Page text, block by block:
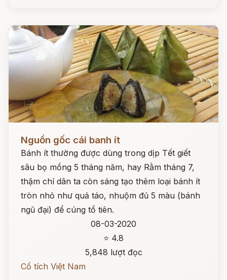
Đọc ngay
Nguồn gốc cái banh ít
Bánh ít thường được dùng trong dịp Tết giết
sâu bọ mồng 5 tháng năm, hay Rằm tháng 7,
thậm chí dân ta còn sáng tạo thêm loại bánh ít
tròn nhỏ như quả táo, nhuộm đủ 5 màu (bánh
ngũ đại) để cúng tổ tiên.
08-03-2020
⭐ 4.8
5,848 lượt đọc
Cổ tích Việt Nam